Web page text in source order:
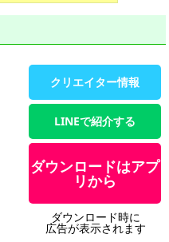
クリエイター情報
LINEで紹介する
ダウンロードはアプ
リから
ダウンロード時に
広告が表示されます